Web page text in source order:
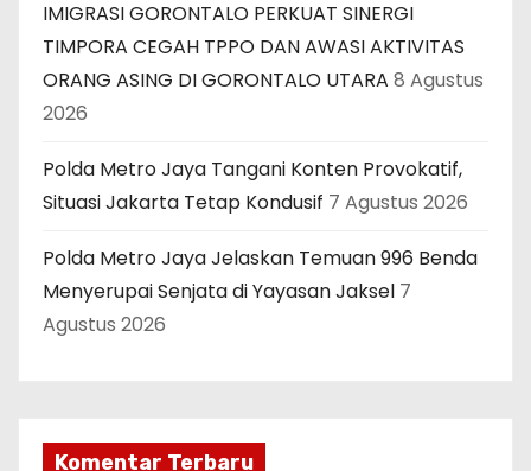
IMIGRASI GORONTALO PERKUAT SINERGI
TIMPORA CEGAH TPPO DAN AWASI AKTIVITAS
ORANG ASING DI GORONTALO UTARA 8 Agustus
2026
Polda Metro Jaya Tangani Konten Provokatif,
Situasi Jakarta Tetap Kondusif 7 Agustus 2026
Polda Metro Jaya Jelaskan Temuan 996 Benda
Menyerupai Senjata di Yayasan Jaksel 7
Agustus 2026
Komentar Terbaru